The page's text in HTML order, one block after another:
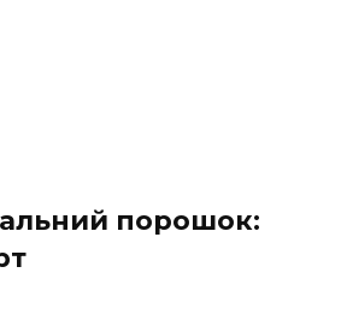
порошок: